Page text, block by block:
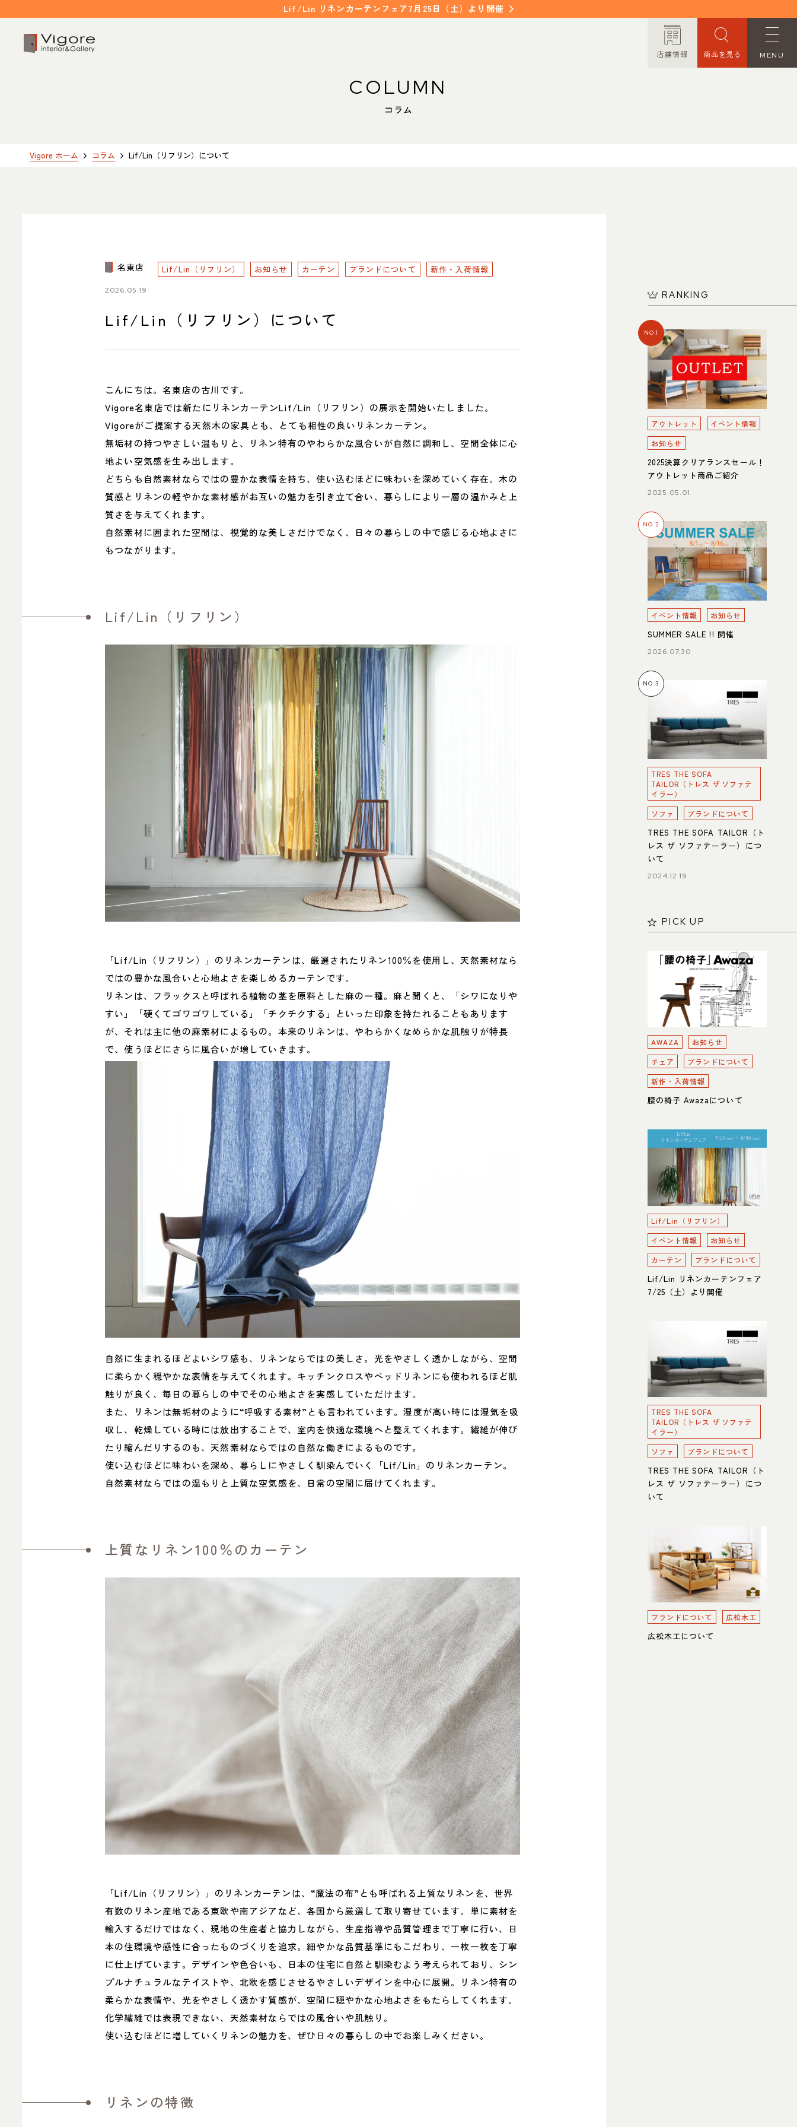
Lif/Lin リネンカーテンフェア7月25日（土）より開催
店舗情報 商品を見る MENU
EVENT / NEWS
ITEM
商品紹介
SHOP INFO
中川店
107
Google map
営業時間
平日 11：00～18：00
土・日・祝 11：00～19：00
水曜日（祝日は営業）
電話番号
052-361-5551
〒465-0057 名古屋市名東区陸前町26
土・日・祝 11：00～19：00
COLUMN
コラム
Vigore ホーム コラム Lif/Lin（リフリン）について
名東店 Lif/Lin（リフリン） お知らせ カーテン ブランドについて 新作・入荷情報
2026.05.19
Lif/Lin（リフリン）について
こんにちは。名東店の古川です。
Vigore名東店では新たにリネンカーテンLif/Lin（リフリン）の展示を開始いたしました。
Vigoreがご提案する天然木の家具とも、とても相性の良いリネンカーテン。
無垢材の持つやさしい温もりと、リネン特有のやわらかな風合いが自然に調和し、空間全体に心
地よい空気感を生み出します。
どちらも自然素材ならではの豊かな表情を持ち、使い込むほどに味わいを深めていく存在。木の
質感とリネンの軽やかな素材感がお互いの魅力を引き立て合い、暮らしにより一層の温かみと上
質さを与えてくれます。
自然素材に囲まれた空間は、視覚的な美しさだけでなく、日々の暮らしの中で感じる心地よさに
もつながります。
Lif/Lin（リフリン）
「Lif/Lin（リフリン）」のリネンカーテンは、厳選されたリネン100％を使用し、天然素材なら
ではの豊かな風合いと心地よさを楽しめるカーテンです。
リネンは、フラックスと呼ばれる植物の茎を原料とした麻の一種。麻と聞くと、「シワになりや
すい」「硬くてゴワゴワしている」「チクチクする」といった印象を持たれることもあります
が、それは主に他の麻素材によるもの。本来のリネンは、やわらかくなめらかな肌触りが特長
で、使うほどにさらに風合いが増していきます。
自然に生まれるほどよいシワ感も、リネンならではの美しさ。光をやさしく透かしながら、空間
に柔らかく穏やかな表情を与えてくれます。キッチンクロスやベッドリネンにも使われるほど肌
触りが良く、毎日の暮らしの中でその心地よさを実感していただけます。
また、リネンは無垢材のように“呼吸する素材”とも言われています。湿度が高い時には湿気を吸
収し、乾燥している時には放出することで、室内を快適な環境へと整えてくれます。繊維が伸び
たり縮んだりするのも、天然素材ならではの自然な働きによるものです。
使い込むほどに味わいを深め、暮らしにやさしく馴染んでいく「Lif/Lin」のリネンカーテン。
自然素材ならではの温もりと上質な空気感を、日常の空間に届けてくれます。
上質なリネン100％のカーテン
「Lif/Lin（リフリン）」のリネンカーテンは、“魔法の布”とも呼ばれる上質なリネンを、世界
有数のリネン産地である東欧や南アジアなど、各国から厳選して取り寄せています。単に素材を
輸入するだけではなく、現地の生産者と協力しながら、生産指導や品質管理まで丁寧に行い、日
本の住環境や感性に合ったものづくりを追求。細やかな品質基準にもこだわり、一枚一枚を丁寧
に仕上げています。デザインや色合いも、日本の住宅に自然と馴染むよう考えられており、シン
プルナチュラルなテイストや、北欧を感じさせるやさしいデザインを中心に展開。リネン特有の
柔らかな表情や、光をやさしく透かす質感が、空間に穏やかな心地よさをもたらしてくれます。
化学繊維では表現できない、天然素材ならではの風合いや肌触り。
使い込むほどに増していくリネンの魅力を、ぜひ日々の暮らしの中でお楽しみください。
リネンの特徴
RANKING
NO.1
アウトレット
イベント情報
お知らせ
2025決算クリアランスセール！
アウトレット商品ご紹介
2025.05.01
NO.2
イベント情報 お知らせ
SUMMER SALE !! 開催
2026.07.30
NO.3
TRES THE SOFA
TAILOR（トレス ザ ソファテ
イラー）
ソファ
ブランドについて
TRES THE SOFA TAILOR（ト
レス ザ ソファテーラー）につ
いて
2024.12.19
PICK UP
AWAZA
お知らせ
チェア
ブランドについて
新作・入荷情報
腰の椅子 Awazaについて
Lif/Lin（リフリン）
イベント情報
お知らせ
カーテン
ブランドについて
Lif/Lin リネンカーテンフェア
7/25（土）より開催
TRES THE SOFA
TAILOR（トレス ザ ソファテ
イラー）
ソファ
ブランドについて
TRES THE SOFA TAILOR（ト
レス ザ ソファテーラー）につ
いて
ブランドについて 広松木工
広松木工について